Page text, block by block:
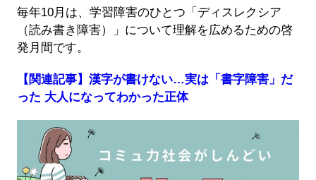
毎年10月は、学習障害のひとつ「ディスレクシア
（読み書き障害）」について理解を広めるための啓
発月間です。
【関連記事】漢字が書けない…実は「書字障害」だ
った 大人になってわかった正体